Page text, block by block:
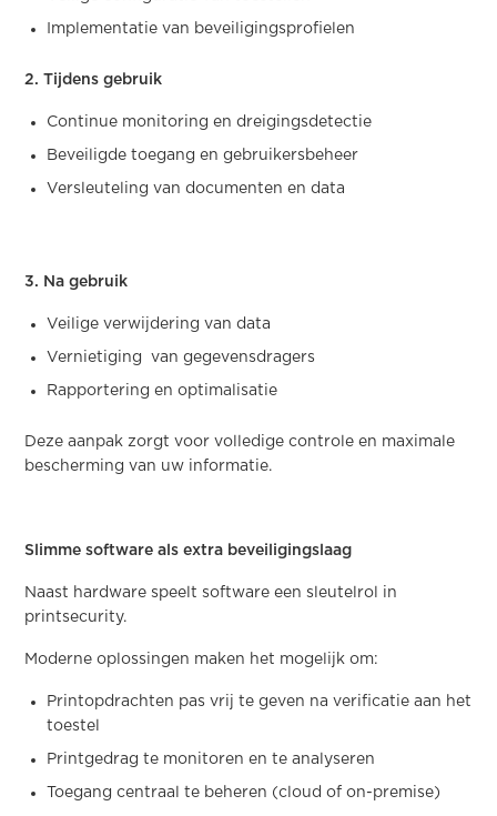
Implementatie van beveiligingsprofielen
2. Tijdens gebruik
Continue monitoring en dreigingsdetectie
Beveiligde toegang en gebruikersbeheer
Versleuteling van documenten en data
3. Na gebruik
Veilige verwijdering van data
Vernietiging van gegevensdragers
Rapportering en optimalisatie
Deze aanpak zorgt voor volledige controle en maximale
bescherming van uw informatie.
Slimme software als extra beveiligingslaag
Naast hardware speelt software een sleutelrol in
printsecurity.
Moderne oplossingen maken het mogelijk om:
Printopdrachten pas vrij te geven na verificatie aan het
toestel
Printgedrag te monitoren en te analyseren
Toegang centraal te beheren (cloud of on-premise)